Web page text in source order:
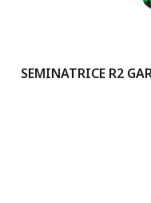
SEMINATRICE R2